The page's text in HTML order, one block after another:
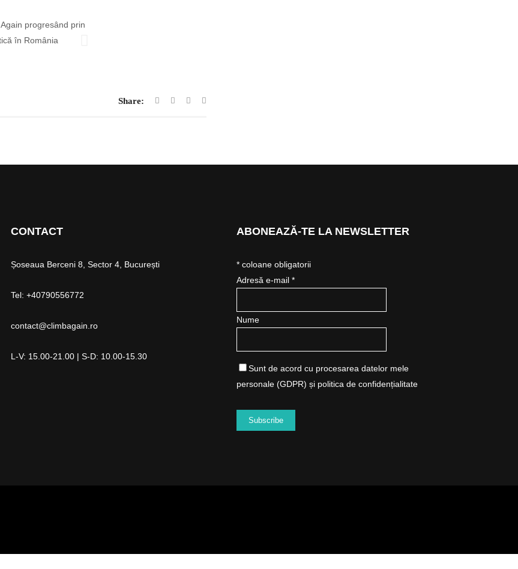
Share:
CONTACT
Șoseaua Berceni 8, Sector 4, București
Tel: +40790556772
contact@climbagain.ro
L-V: 15.00-21.00 | S-D: 10.00-15.30
ABONEAZĂ-TE LA NEWSLETTER
* coloane obligatorii
Adresă e-mail *
Nume
Sunt de acord cu procesarea datelor mele
personale (GDPR) și politica de confidențialitate